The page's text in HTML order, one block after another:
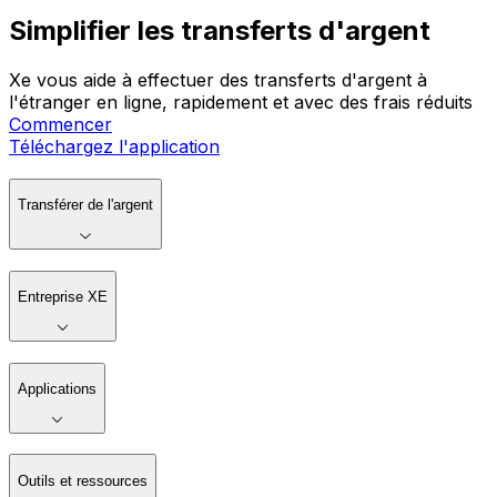
Simplifier les transferts d'argent
Xe vous aide à effectuer des transferts d'argent à
l'étranger en ligne, rapidement et avec des frais réduits
Commencer
Téléchargez l'application
Transférer de l'argent
Entreprise XE
Applications
Outils et ressources